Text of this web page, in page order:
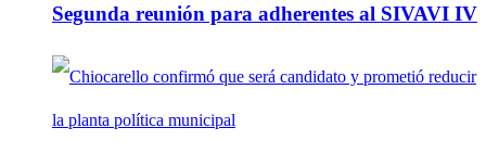
Segunda reunión para adherentes al SIVAVI IV